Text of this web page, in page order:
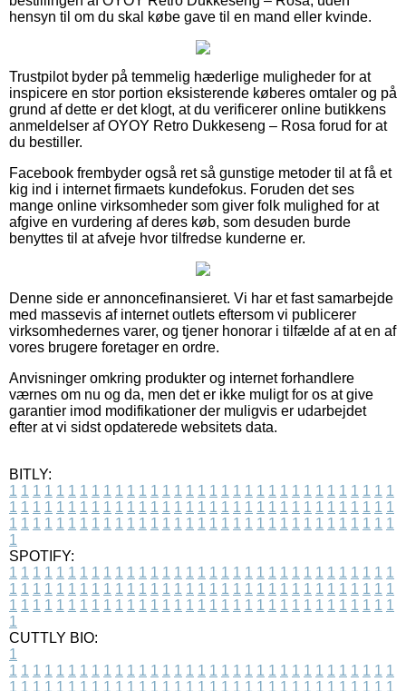
hensyn til om du skal købe gave til en mand eller kvinde.
Trustpilot byder på temmelig hæderlige muligheder for at
inspicere en stor portion eksisterende køberes omtaler og på
grund af dette er det klogt, at du verificerer online butikkens
anmeldelser af OYOY Retro Dukkeseng – Rosa forud for at
du bestiller.
Facebook frembyder også ret så gunstige metoder til at få et
kig ind i internet firmaets kundefokus. Foruden det ses
mange online virksomheder som giver folk mulighed for at
afgive en vurdering af deres køb, som desuden burde
benyttes til at afveje hvor tilfredse kunderne er.
Denne side er annoncefinansieret. Vi har et fast samarbejde
med massevis af internet outlets eftersom vi publicerer
virksomhedernes varer, og tjener honorar i tilfælde af at en af
vores brugere foretager en ordre.
Anvisninger omkring produkter og internet forhandlere
værnes om nu og da, men det er ikke muligt for os at give
garantier imod modifikationer der muligvis er udarbejdet
efter at vi sidst opdaterede websitets data.
BITLY:
1 1 1 1 1 1 1 1 1 1 1 1 1 1 1 1 1 1 1 1 1 1 1 1 1 1 1 1 1 1 1 1 1
1 1 1 1 1 1 1 1 1 1 1 1 1 1 1 1 1 1 1 1 1 1 1 1 1 1 1 1 1 1 1 1 1
1 1 1 1 1 1 1 1 1 1 1 1 1 1 1 1 1 1 1 1 1 1 1 1 1 1 1 1 1 1 1 1 1
1
SPOTIFY:
1 1 1 1 1 1 1 1 1 1 1 1 1 1 1 1 1 1 1 1 1 1 1 1 1 1 1 1 1 1 1 1 1
1 1 1 1 1 1 1 1 1 1 1 1 1 1 1 1 1 1 1 1 1 1 1 1 1 1 1 1 1 1 1 1 1
1 1 1 1 1 1 1 1 1 1 1 1 1 1 1 1 1 1 1 1 1 1 1 1 1 1 1 1 1 1 1 1 1
1
CUTTLY BIO:
1
1 1 1 1 1 1 1 1 1 1 1 1 1 1 1 1 1 1 1 1 1 1 1 1 1 1 1 1 1 1 1 1 1
1 1 1 1 1 1 1 1 1 1 1 1 1 1 1 1 1 1 1 1 1 1 1 1 1 1 1 1 1 1 1 1 1